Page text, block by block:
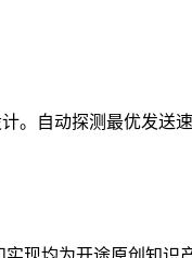
。自动探测最优发